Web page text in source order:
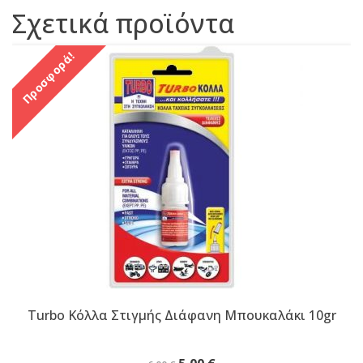
Σχετικά προϊόντα
Προσφορά!
Turbo Κόλλα Στιγμής Διάφανη Μπουκαλάκι 10gr